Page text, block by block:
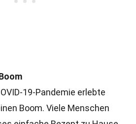
19-Pandemie erlebte
Boom. Viele Menschen